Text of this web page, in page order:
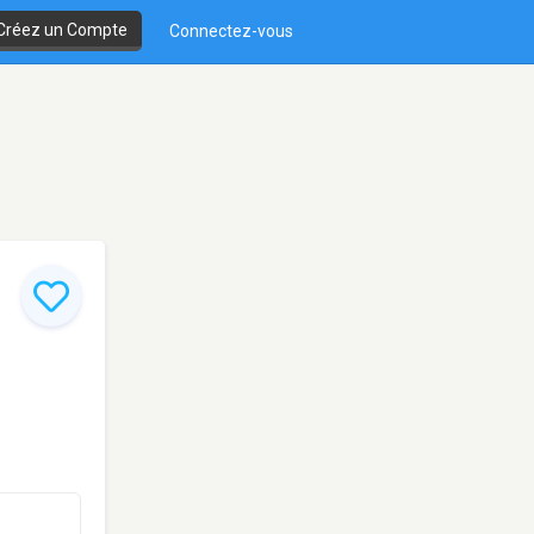
un Compte Connectez-vous